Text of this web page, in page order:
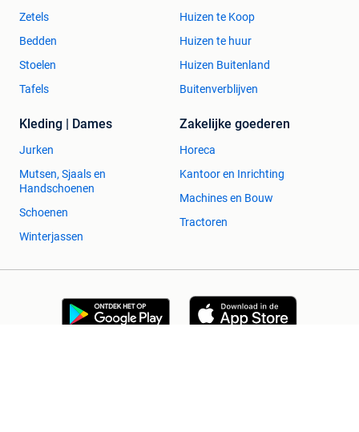
Zetels
Bedden
Stoelen
Tafels
Huizen te Koop
Huizen te huur
Huizen Buitenland
Buitenverblijven
Kleding | Dames
Jurken
Mutsen, Sjaals en
Handschoenen
Schoenen
Winterjassen
Zakelijke goederen
Horeca
Kantoor en Inrichting
Machines en Bouw
Tractoren